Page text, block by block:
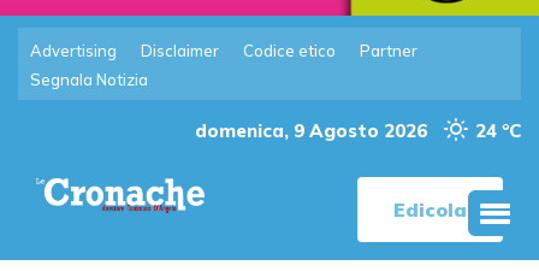
Advertising Disclaimer Codice etico
Partner
Segnala Notizia
domenica, 9 Agosto 2026 24 °C
Edicola